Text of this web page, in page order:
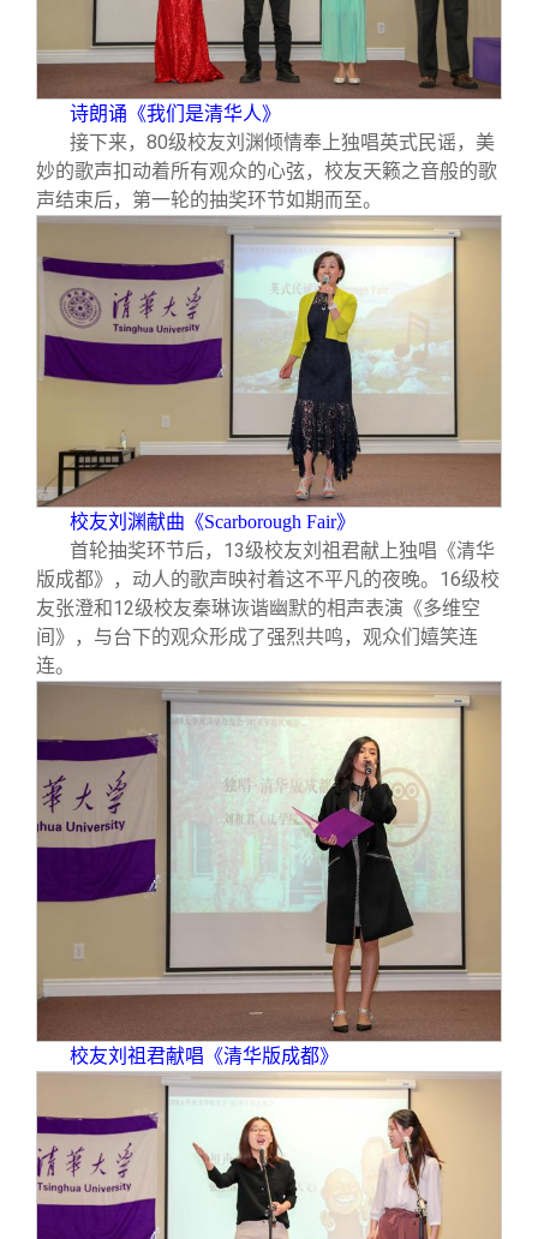
诗朗诵《我们是清华人》
接下来，80级校友刘渊倾情奉上独唱英式民谣，美
妙的歌声扣动着所有观众的心弦，校友天籁之音般的歌
声结束后，第一轮的抽奖环节如期而至。
校友刘渊献曲《Scarborough Fair》
首轮抽奖环节后，13级校友刘祖君献上独唱《清华
版成都》，动人的歌声映衬着这不平凡的夜晚。16级校
友张澄和12级校友秦琳诙谐幽默的相声表演《多维空
间》，与台下的观众形成了强烈共鸣，观众们嬉笑连
连。
校友刘祖君献唱《清华版成都》